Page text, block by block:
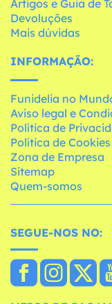
Artigos e Guia de
Devoluções
Mais dúvidas
INFORMAÇÃO:
Funidelia no
Aviso legal e
Política de
Política de Cookies
Zona de Empresa
Sitemap
Quem-somos
SEGUE-NOS NO: